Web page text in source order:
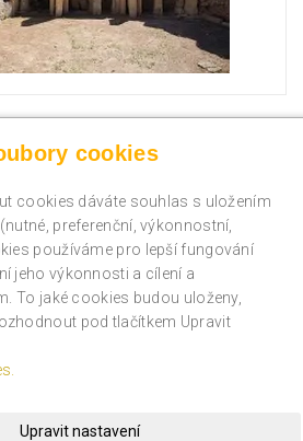
« 1(current)
2 »
« zpět
cookies
cookies dáváte souhlas s uložením
preferenční, výkonnostní,
používáme pro lepší fungování
jeho výkonnosti a cílení a
To jaké cookies budou uloženy,
pod tlačítkem Upravit
Upravit nastavení